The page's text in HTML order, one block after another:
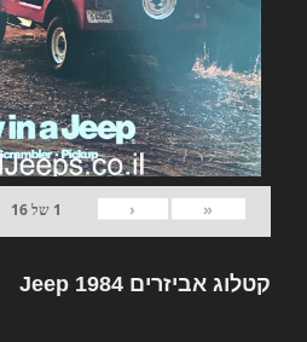
«
‹
1 של16
קטלוג אביזרים Jeep 1984